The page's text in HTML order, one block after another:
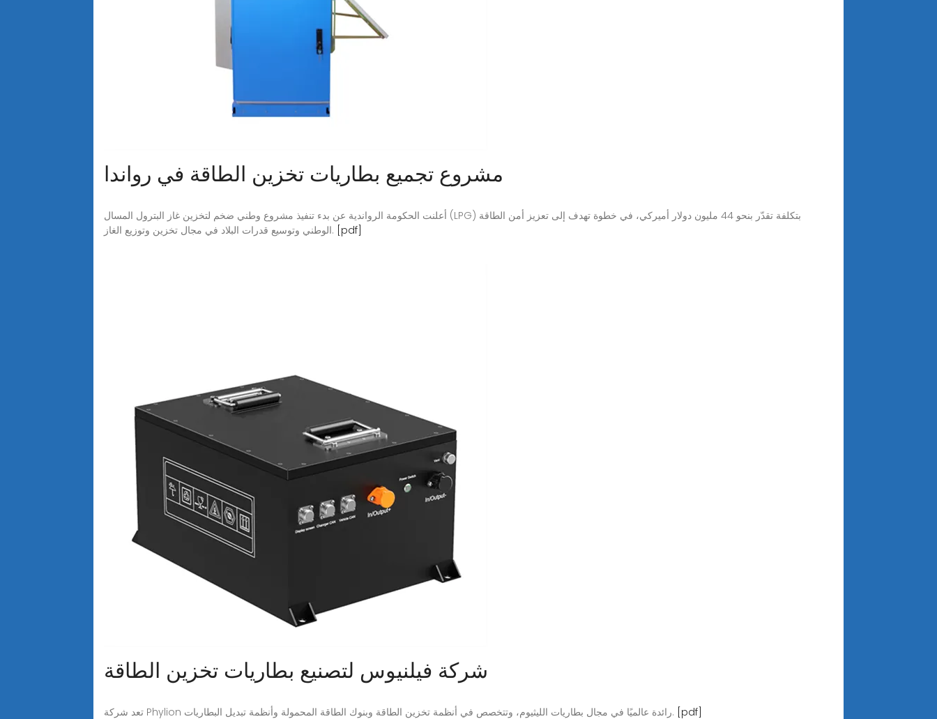
مشروع تجميع بطاريات تخزين الطاقة في رواندا
أعلنت الحكومة الرواندية عن بدء تنفيذ مشروع وطني ضخم لتخزين غاز البترول المسال (LPG) بتكلفة تقدّر بنحو 44 مليون دولار أميركي، في خطوة تهدف إلى تعزيز أمن الطاقة
الوطني وتوسيع قدرات البلاد في مجال تخزين وتوزيع الغاز. [pdf]
شركة فيلنيوس لتصنيع بطاريات تخزين الطاقة
تعد شركة Phylion رائدة عالميًا في مجال بطاريات الليثيوم، وتتخصص في أنظمة تخزين الطاقة وبنوك الطاقة المحمولة وأنظمة تبديل البطاريات. [pdf]